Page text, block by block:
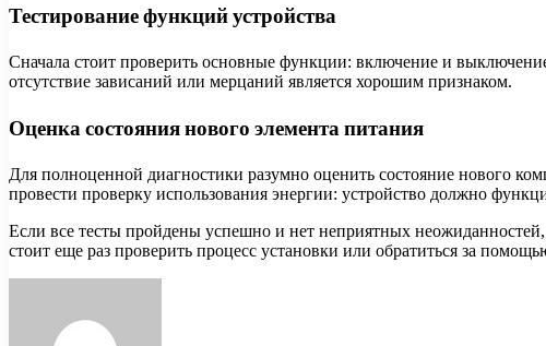
Тестирование функций устройства
Сначала стоит проверить основные функции: включение и
отсутствие зависаний или мерцаний является хорошим признаком.
Оценка состояния нового элемента питания
Для полноценной диагностики разумно оценить состояние нового
провести проверку использования энергии: устройство должно
Если все тесты пройдены успешно и нет неприятных
стоит еще раз проверить процесс установки или обратиться за